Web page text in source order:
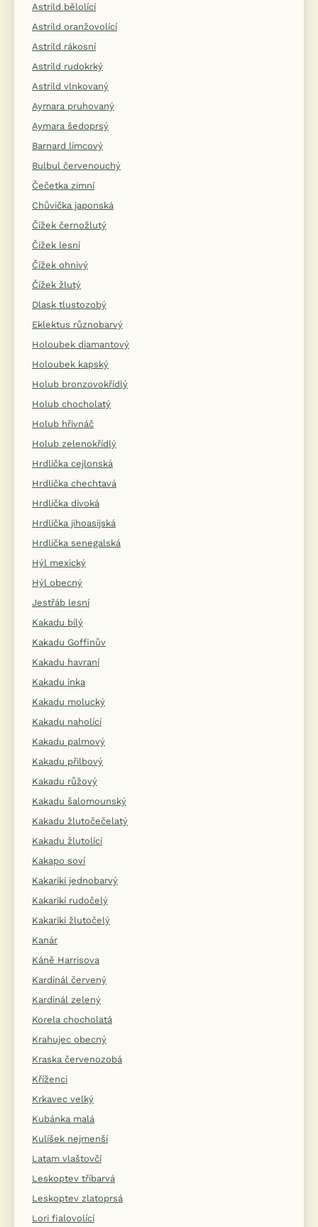
Astrild bělolící
Astrild oranžovolící
Astrild rákosní
Astrild rudokrký
Astrild vlnkovaný
Aymara pruhovaný
Aymara šedoprsý
Barnard límcový
Bulbul červenouchý
Čečetka zimní
Chůvička japonská
Čížek černožlutý
Čížek lesní
Čížek ohnivý
Čížek žlutý
Dlask tlustozobý
Eklektus různobarvý
Holoubek diamantový
Holoubek kapský
Holub bronzovokřídlý
Holub chocholatý
Holub hřivnáč
Holub zelenokřídlý
Hrdlička cejlonská
Hrdlička chechtavá
Hrdlička divoká
Hrdlička jihoasijská
Hrdlička senegalská
Hýl mexický
Hýl obecný
Jestřáb lesní
Kakadu bílý
Kakadu Goffinův
Kakadu havraní
Kakadu inka
Kakadu molucký
Kakadu naholící
Kakadu palmový
Kakadu přilbový
Kakadu růžový
Kakadu šalomounský
Kakadu žlutočečelatý
Kakadu žlutolící
Kakapo soví
Kakariki jednobarvý
Kakariki rudočelý
Kakariki žlutočelý
Kanár
Káně Harrisova
Kardinál červený
Kardinál zelený
Korela chocholatá
Krahujec obecný
Kraska červenozobá
Kříženci
Krkavec velký
Kubánka malá
Kulíšek nejmenší
Latam vlaštovčí
Leskoptev tříbarvá
Leskoptev zlatoprsá
Lori fialovolící